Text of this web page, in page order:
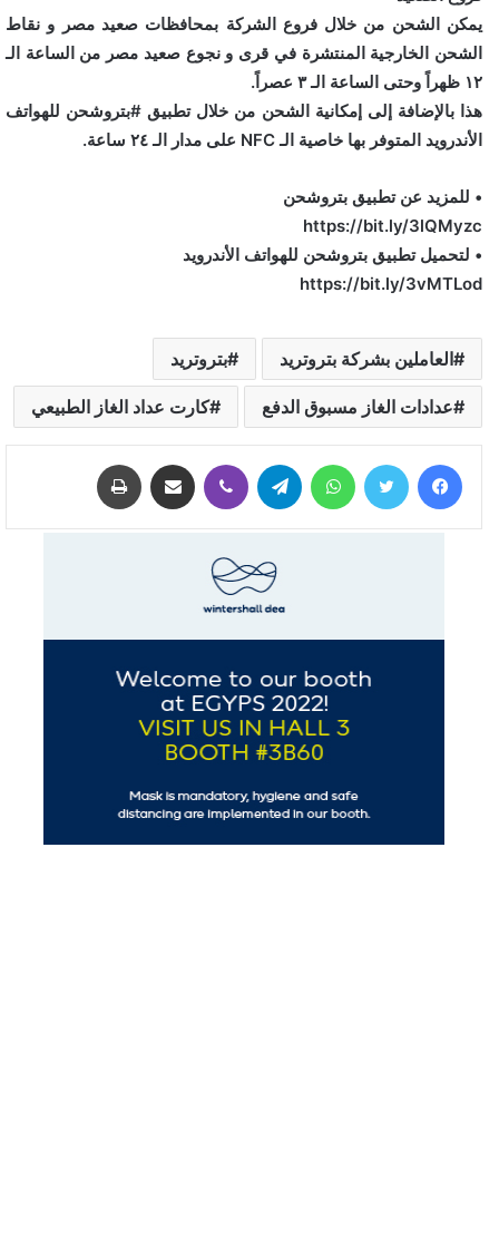
يمكن الشحن من خلال فروع الشركة بمحافظات صعيد مصر و نقاط
الشحن الخارجية المنتشرة في قرى و نجوع صعيد مصر من الساعة الـ
١٢ ظهراً وحتى الساعة الـ ٣ عصراً.
هذا بالإضافة إلى إمكانية الشحن من خلال تطبيق #بتروشحن للهواتف
الأندرويد المتوفر بها خاصية الـ NFC على مدار الـ ٢٤ ساعة.
• للمزيد عن تطبيق بتروشحن
https://bit.ly/3lQMyzc
• لتحميل تطبيق بتروشحن للهواتف الأندرويد
https://bit.ly/3vMTLod
العاملين بشركة بتروتريد بتروتريد
عدادات الغاز مسبوق الدفع كارت عداد الغاز الطبيعي
فيسبوك تويتر واتساب تيلقرام ڤايبر مشاركة عبر البريد